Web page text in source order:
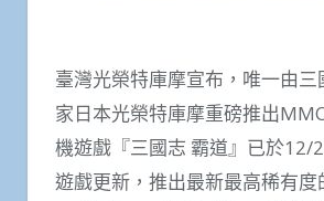
臺灣光榮特庫摩宣布，唯一由三
家日本光榮特庫摩重磅推出
機遊戲『三國志 霸道』已於12/
遊戲更新，推出最新最高稀有度